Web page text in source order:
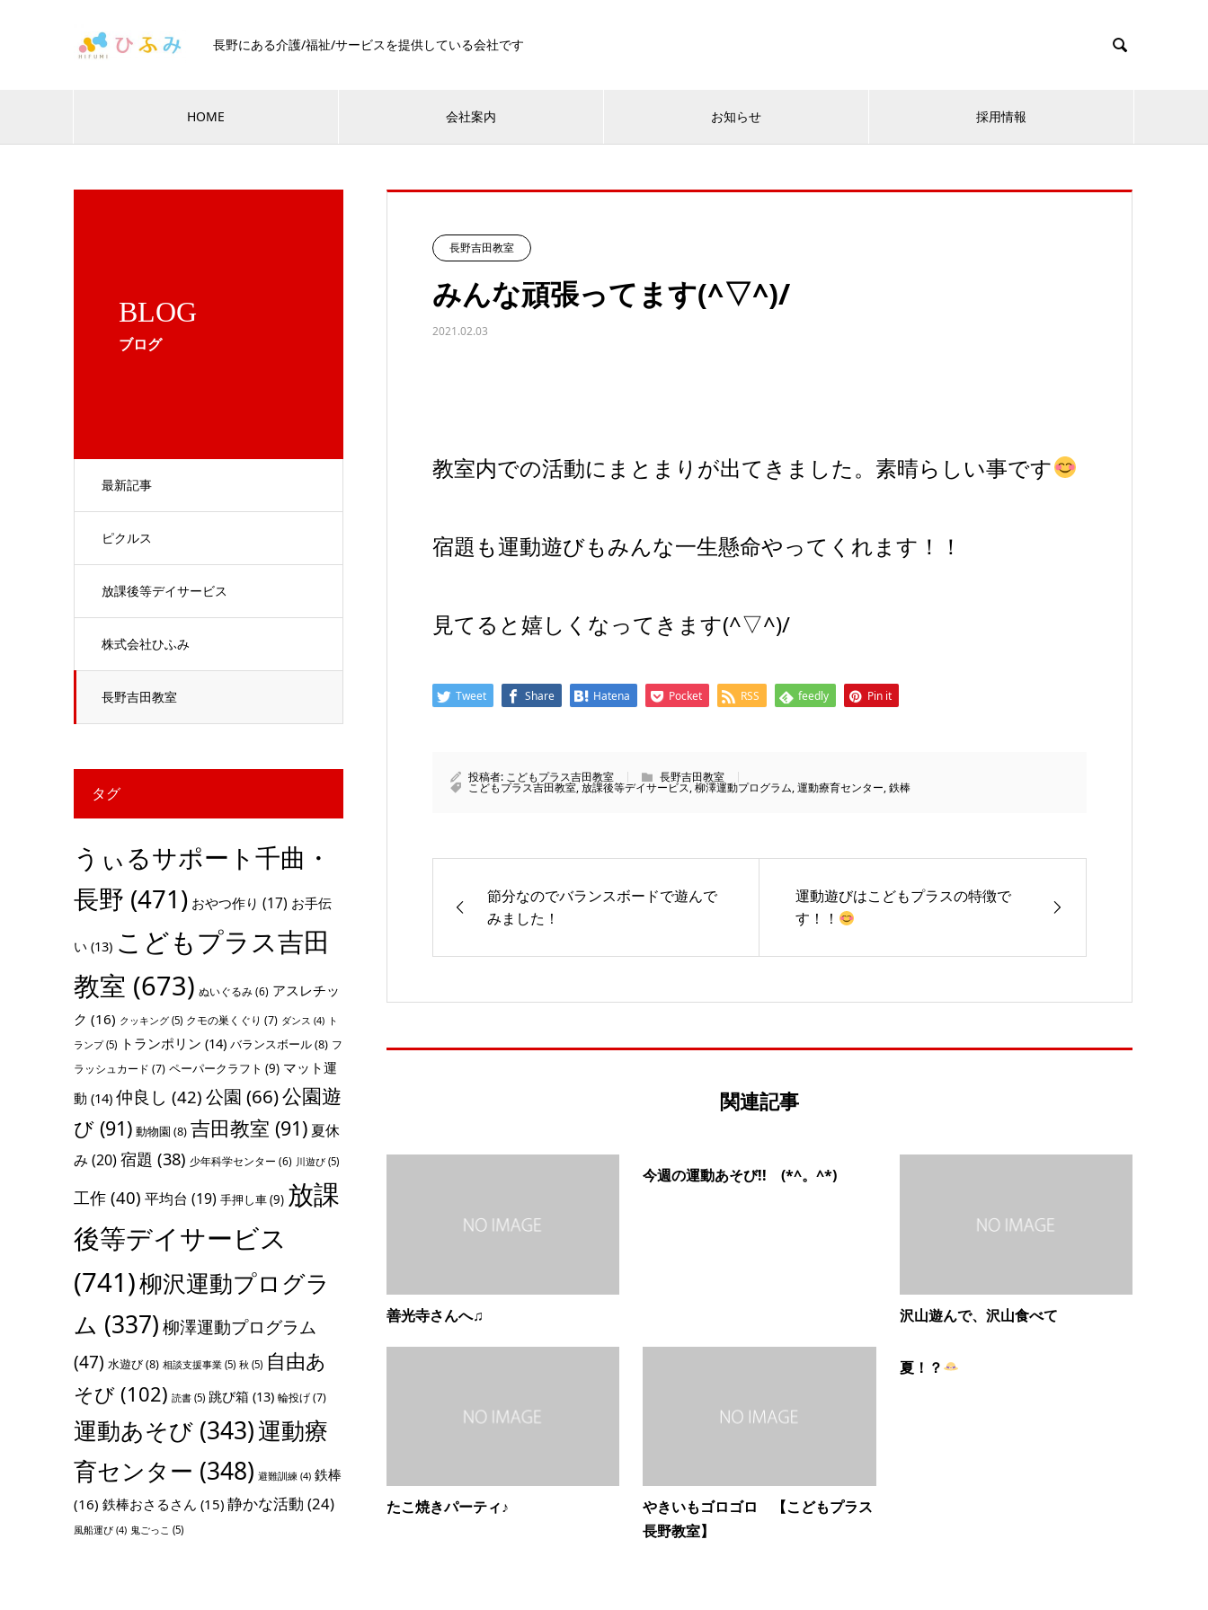
長野にある介護/福祉/サービスを提供している会社です 
HOME 会社案内 お知らせ 採用情報
BLOG
ブログ
最新記事
ピクルス
放課後等デイサービス
株式会社ひふみ
長野吉田教室
長野吉田教室
みんな頑張ってます(^▽^)/
2021.02.03
教室内での活動にまとまりが出てきました。素晴らしい事です
宿題も運動遊びもみんな一生懸命やってくれます！！
見てると嬉しくなってきます(^▽^)/
Tweet Share Hatena Pocket RSS feedly Pin it
投稿者: こどもプラス吉田教室 長野吉田教室
こどもプラス吉田教室,放課後等デイサービス,柳澤運動プログラム,運動療育センター,鉄棒
節分なのでバランスボードで遊んで
みました！
運動遊びはこどもプラスの特徴で
す！！
関連記事
善光寺さんへ♫
今週の運動あそび!! (*^。^*)
沢山遊んで、沢山食べて
たこ焼きパーティ♪
やきいもゴロゴロ 【こどもプラス
長野教室】
夏！？
タグ
うぃるサポート千曲・
長野 (471) おやつ作り (17) お手伝
い (13) こどもプラス吉田
教室 (673) ぬいぐるみ(6) アスレチッ
ク (16) クッキング (5) クモの巣くぐり (7) ダンス (4) ト
ランプ(5) トランポリン (14) バランスボール(8) フ
ラッシュカード (7) ペーパークラフト (9) マット運
動 (14) 仲良し (42) 公園 (66)公園遊
び (91) 動物園 (8) 吉田教室 (91) 夏休
み (20)宿題 (38) 少年科学センター (6) 川遊び (5)
工作 (40) 平均台 (19) 手押し車(9) 放課
後等デイサービス
(741)柳沢運動プログラ
ム (337)柳澤運動プログラム
(47) 水遊び(8) 相談支援事業 (5) 秋 (5) 自由あ
そび (102) 読書 (5) 跳び箱 (13) 輪投げ(7)
運動あそび (343)運動療
育センター (348) 避難訓練 (4) 鉄棒
(16) 鉄棒おさるさん (15) 静かな活動 (24)
風船運び (4) 鬼ごっこ (5)